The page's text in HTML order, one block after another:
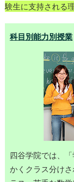
験生に支持される
科目別能力別授業
四谷学院では、
かくクラス分け